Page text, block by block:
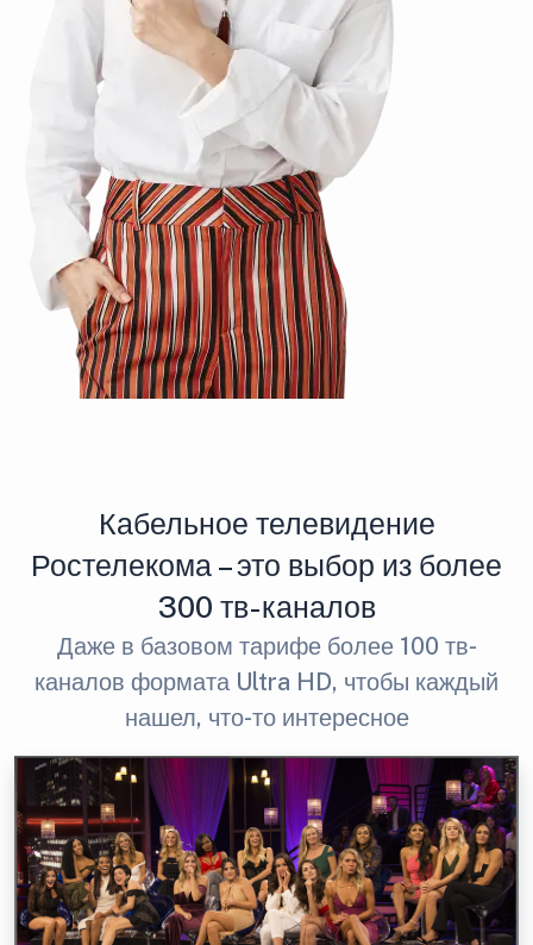
Кабельное телевидение
Ростелекома – это выбор из более
300 тв-каналов
Даже в базовом тарифе более 100 тв-
каналов формата Ultra HD, чтобы каждый
нашел, что-то интересное